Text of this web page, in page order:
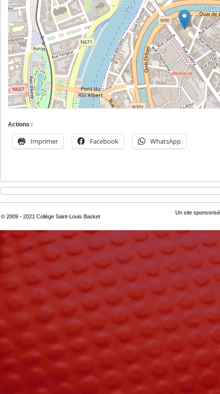
Actions :
Imprimer Facebook WhatsApp
© 2009 - 2021 Collège Saint-Louis Basket
Un site